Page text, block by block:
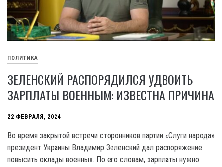
ПОЛИТИКА
ЗЕЛЕНСКИЙ РАСПОРЯДИЛСЯ УДВОИТЬ
ЗАРПЛАТЫ ВОЕННЫМ: ИЗВЕСТНА ПРИЧИНА
22 ФЕВРАЛЯ, 2024
Bo время закрытой встречи сторонников партии «Слуги народа»
президент Украины Владимир Зеленский дал распоряжение
повысить оклады военных. По его словам, зарплаты нужно